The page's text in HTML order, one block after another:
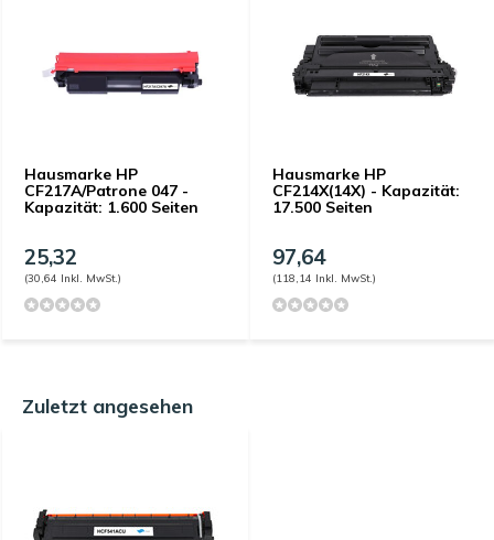
Hausmarke HP
CF217A/Patrone 047 -
Kapazität: 1.600 Seiten
25,32
(30,64 Inkl. MwSt.)
Hausmarke HP
CF214X(14X) - Kapazität:
17.500 Seiten
97,64
(118,14 Inkl. MwSt.)
Zuletzt angesehen